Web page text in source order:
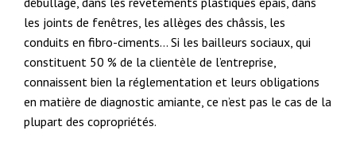
les joints de fenêtres, les allèges des châssis, les
conduits en fibro-ciments… Si les bailleurs sociaux, qui
constituent 50 % de la clientèle de l’entreprise,
connaissent bien la réglementation et leurs obligations
en matière de diagnostic amiante, ce n’est pas le cas de la
plupart des copropriétés.